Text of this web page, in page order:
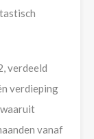
verdeeld
verdieping
vanaf